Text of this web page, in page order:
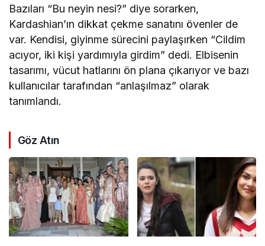
Bazıları “Bu neyin nesi?” diye sorarken,
Kardashian’ın dikkat çekme sanatını övenler de
var. Kendisi, giyinme sürecini paylaşırken “Cildim
acıyor, iki kişi yardımıyla girdim” dedi. Elbisenin
tasarımı, vücut hatlarını ön plana çıkarıyor ve bazı
kullanıcılar tarafından “anlaşılmaz” olarak
tanımlandı.
Göz Atın